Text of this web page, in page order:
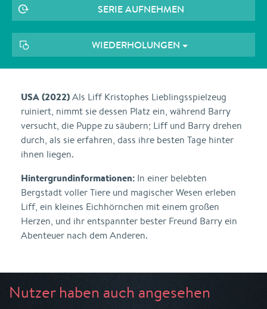
SERIE AUFNEHMEN
WIEDERHOLUNGEN
USA (2022)Als Liff Kristophes Lieblingsspielzeug
ruiniert, nimmt sie dessen Platz ein, während Barry
versucht, die Puppe zu säubern; Liff und Barry drehen
durch, als sie erfahren, dass ihre besten Tage hinter
ihnen liegen.
Hintergrundinformationen: In einer belebten
Bergstadt voller Tiere und magischer Wesen erleben
Liff, ein kleines Eichhörnchen mit einem großen
Herzen, und ihr entspannter bester Freund Barry ein
Abenteuer nach dem Anderen.
Nutzer haben auch angesehen